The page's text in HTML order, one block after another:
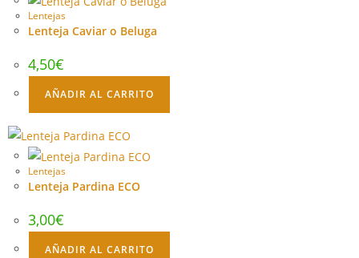
Lentejas
Lenteja Caviar o Beluga
4,50€
AÑADIR AL CARRITO
Lentejas
Lenteja Pardina ECO
3,00€
AÑADIR AL CARRITO